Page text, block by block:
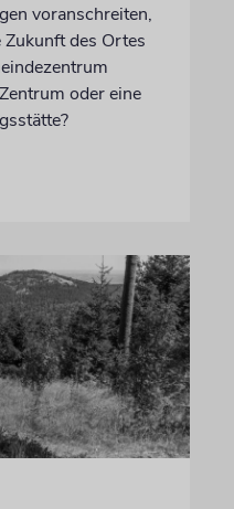
voranschreiten,
des Ortes
oder eine